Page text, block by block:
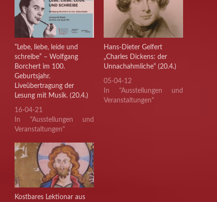
“Lebe, liebe, leide und
schreibe” – Wolfgang
Borchert im 100.
Geburtsjahr.
Liveübertragung der
Lesung mit Musik. (20.4.)
16-04-21
In "Ausstellungen und
Veranstaltungen"
Hans-Dieter Gelfert
„Charles Dickens: der
Unnachahmliche“ (20.4.)
05-04-12
In "Ausstellungen und
Veranstaltungen"
Kostbares Lektionar aus